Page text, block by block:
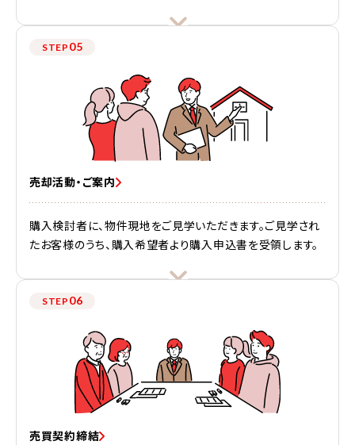
STEP 05
売却活動・ご案内
購入検討者に、物件現地をご見学いただきます。ご見学され
たお客様のうち、購入希望者より購入申込書を受領します。
STEP 06
売買契約締結